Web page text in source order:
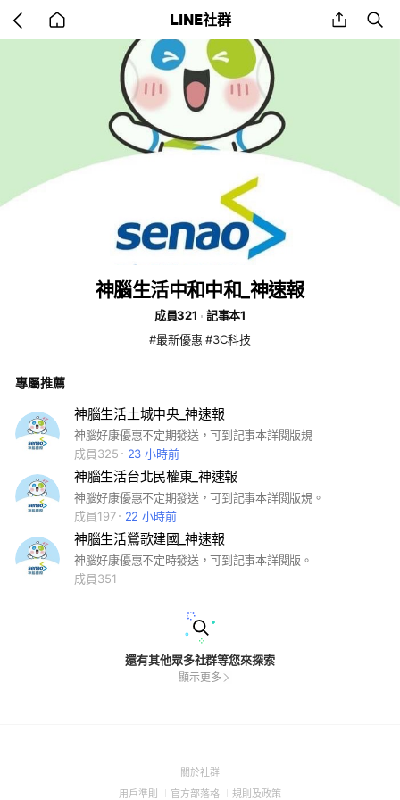
back
to
LINE社群 share
神腦生活中和中和_神速報
成員321
記事本1
#最新優惠 #3C科技
專屬推薦
神腦生活土城中央_神速報
神腦好康優惠不定期發送，可到記事本詳閱版規
成員325
23 小時前
神腦生活台北民權東_神速報
神腦好康優惠不定期發送，可到記事本詳閱版規。
成員197
22 小時前
神腦生活鶯歌建國_神速報
神腦好康優惠不定時發送，可到記事本詳閱版。
成員351
還有其他眾多社群等您來探索
顯示更多
關於社群(Open
用戶準則 (Open
官方部落格 (Open
規則及政策(Open